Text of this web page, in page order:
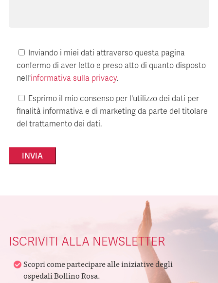
Inviando i miei dati attraverso questa pagina
confermo di aver letto e preso atto di quanto disposto
nell'informativa sulla privacy.
Esprimo il mio consenso per l'utilizzo dei dati per
finalità informativa e di marketing da parte del titolare
del trattamento dei dati.
ISCRIVITI ALLA NEWSLETTER
Scopri come partecipare alle iniziative degli
ospedali Bollino Rosa.